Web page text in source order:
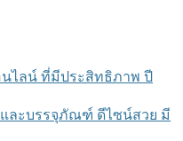
ไลน์ ที่มีประสิทธิภาพ ปี
ละบรรจุภัณฑ์ ดีไซน์สวย มี